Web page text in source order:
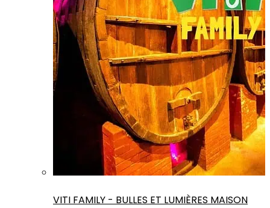
VITI FAMILY - BULLES ET LUMIÈRES MAISON